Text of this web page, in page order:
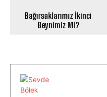
Bağırsaklarımız İkinci
Beynimiz Mi?